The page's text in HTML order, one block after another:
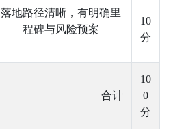
落地路径清晰，有明确里
程碑与风险预案
10
分
合计
10
0
分